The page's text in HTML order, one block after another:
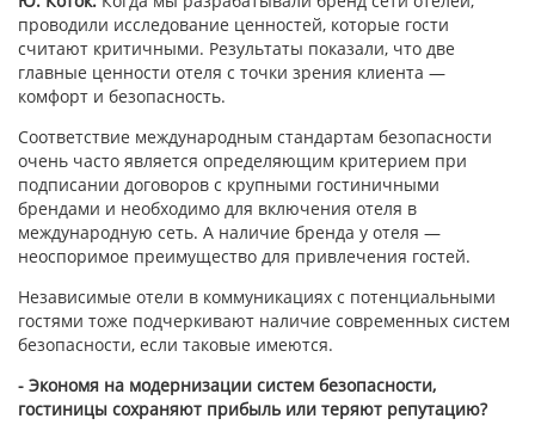
проводили исследование ценностей, которые гости
считают критичными. Результаты показали, что две
главные ценности отеля с точки зрения клиента —
комфорт и безопасность.
Соответствие международным стандартам безопасности
очень часто является определяющим критерием при
подписании договоров с крупными гостиничными
брендами и необходимо для включения отеля в
международную сеть. А наличие бренда у отеля —
неоспоримое преимущество для привлечения гостей.
Независимые отели в коммуникациях с потенциальными
гостями тоже подчеркивают наличие современных систем
безопасности, если таковые имеются.
- Экономя на модернизации систем безопасности,
гостиницы сохраняют прибыль или теряют репутацию?